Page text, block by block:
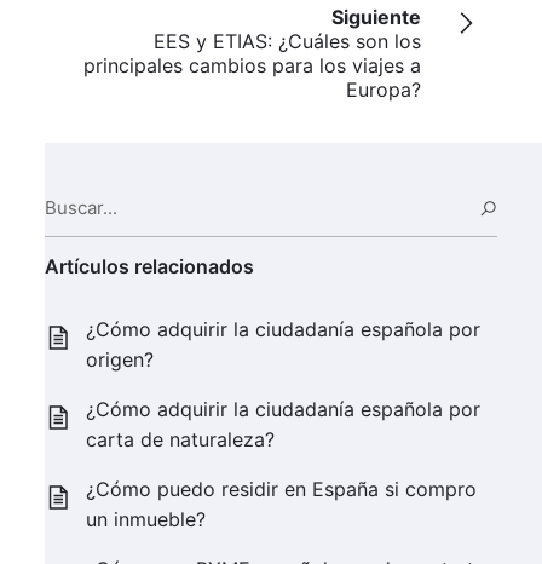
Siguiente
EES y ETIAS: ¿Cuáles son los
principales cambios para los viajes a
Europa?
Artículos relacionados
¿Cómo adquirir la ciudadanía española por
origen?
¿Cómo adquirir la ciudadanía española por
carta de naturaleza?
¿Cómo puedo residir en España si compro
un inmueble?